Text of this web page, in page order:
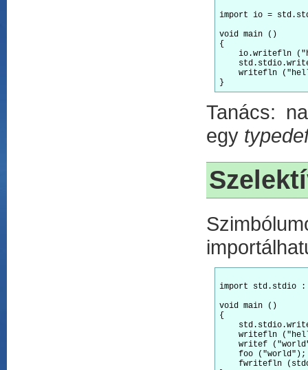
import io =
void main ()
{
    io.writefln (
    writefln (
Tanács:
egy
import std.stdio
void main ()
{
    writefln (
    writef (
    foo (
"world"
fwritefln